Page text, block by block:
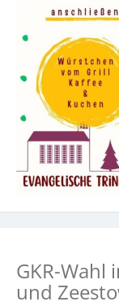
GKR-Wahl
und